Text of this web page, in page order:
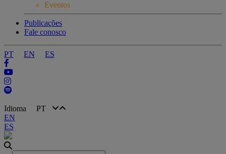
Eventos
Publicações
Fale conosco
PT EN ES
Idioma PT
EN
ES